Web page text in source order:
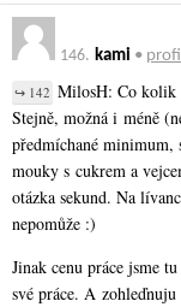
146. kami •
↪ 142 MilosH: Co kolik
Stejně, možná i méně
předmíchané minimum,
mouky s cukrem a
otázka sekund. Na
nepomůže :)
Jinak cenu práce jsme
své práce. A